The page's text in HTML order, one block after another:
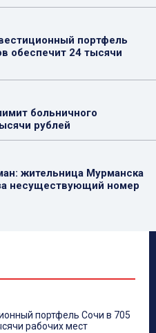
портфель
обеспечит 24 тысячи
больничного
рублей
жительница Мурманска
несуществующий номер
портфель Сочи в 705
рабочих мест